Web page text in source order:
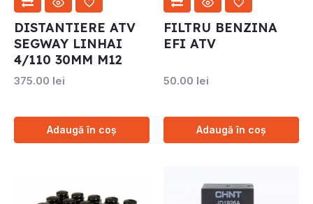
DISTANTIERE ATV
SEGWAY LINHAI
4/110 30MM M12
375.00 lei
Adaugă în coș
FILTRU BENZINA
EFI ATV
50.00 lei
Adaugă în coș